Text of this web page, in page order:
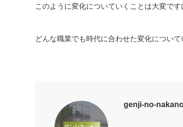
このように変化についていくことは大変です
どんな職業でも時代に合わせた変化について
genji-no-